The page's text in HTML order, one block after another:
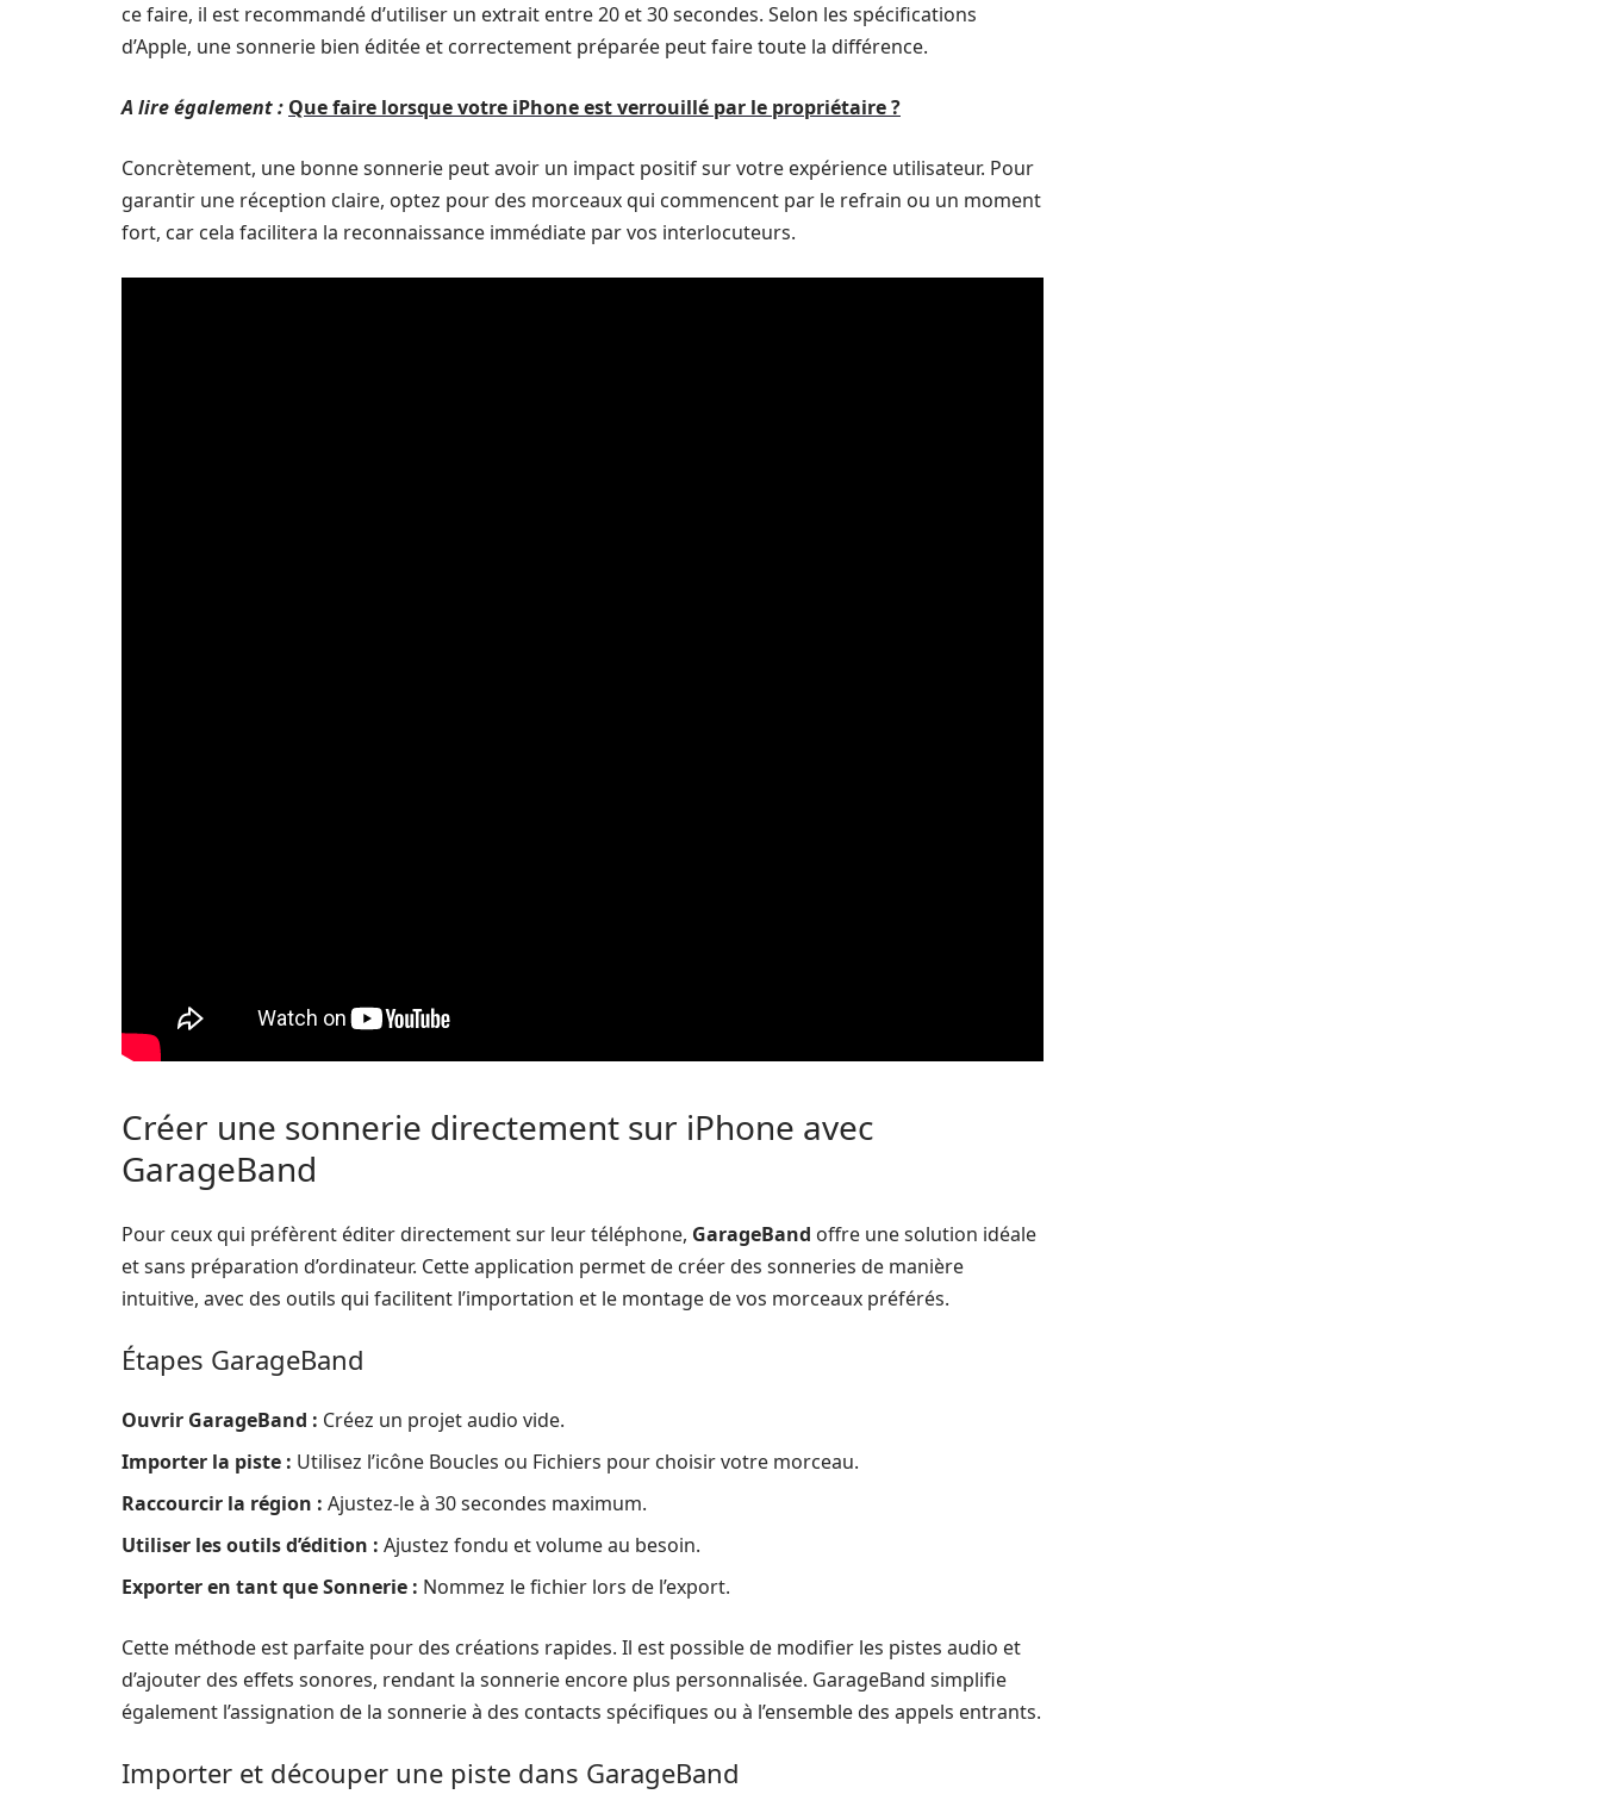
ce faire, il est recommandé d’utiliser un extrait entre 20 et 30 secondes. Selon les spécifications
d’Apple, une sonnerie bien éditée et correctement préparée peut faire toute la différence.
A lire également : Que faire lorsque votre iPhone est verrouillé par le propriétaire ?
Concrètement, une bonne sonnerie peut avoir un impact positif sur votre expérience utilisateur. Pour
garantir une réception claire, optez pour des morceaux qui commencent par le refrain ou un moment
fort, car cela facilitera la reconnaissance immédiate par vos interlocuteurs.
Créer une sonnerie directement sur iPhone avec
GarageBand
Pour ceux qui préfèrent éditer directement sur leur téléphone, GarageBand offre une solution idéale
et sans préparation d’ordinateur. Cette application permet de créer des sonneries de manière
intuitive, avec des outils qui facilitent l’importation et le montage de vos morceaux préférés.
Étapes GarageBand
Ouvrir GarageBand : Créez un projet audio vide.
Importer la piste : Utilisez l’icône Boucles ou Fichiers pour choisir votre morceau.
Raccourcir la région : Ajustez-le à 30 secondes maximum.
Utiliser les outils d’édition : Ajustez fondu et volume au besoin.
Exporter en tant que Sonnerie : Nommez le fichier lors de l’export.
Cette méthode est parfaite pour des créations rapides. Il est possible de modifier les pistes audio et
d’ajouter des effets sonores, rendant la sonnerie encore plus personnalisée. GarageBand simplifie
également l’assignation de la sonnerie à des contacts spécifiques ou à l’ensemble des appels entrants.
Importer et découper une piste dans GarageBand